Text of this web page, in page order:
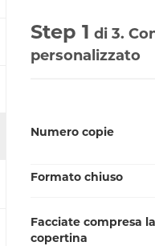
Step 1 di 3.
personalizzato
Numero copie
Formato chiuso
Facciate compresa la
copertina